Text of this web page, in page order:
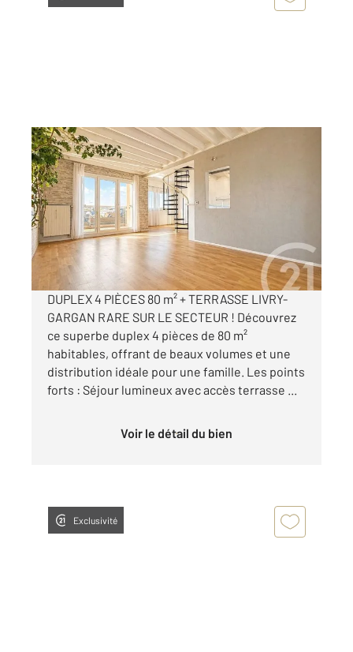
LIVRY GARGAN 93
80,22 m2, 4 pièces
Ref : 22265
Appartement Duplex à vendre
179 900 €
Visiter le site dédié
DUPLEX 4 PIÈCES 80 m² + TERRASSE LIVRY-
GARGAN RARE SUR LE SECTEUR ! Découvrez
ce superbe duplex 4 pièces de 80 m²
habitables, offrant de beaux volumes et une
distribution idéale pour une famille. Les points
forts : Séjour lumineux avec accès terrasse ...
Voir le détail du bien
Exclusivité